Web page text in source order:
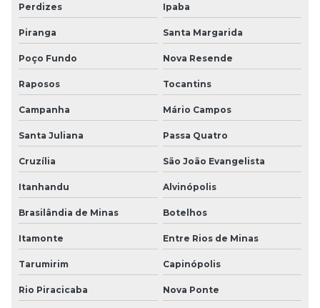
Perdizes Ipaba
Piranga Santa Margarida
Poço Fundo Nova Resende
Raposos Tocantins
Campanha Mário Campos
Santa Juliana Passa Quatro
Cruzília São João Evangelista
Itanhandu Alvinópolis
Brasilândia de Minas Botelhos
Itamonte Entre Rios de Minas
Tarumirim Capinópolis
Rio Piracicaba Nova Ponte